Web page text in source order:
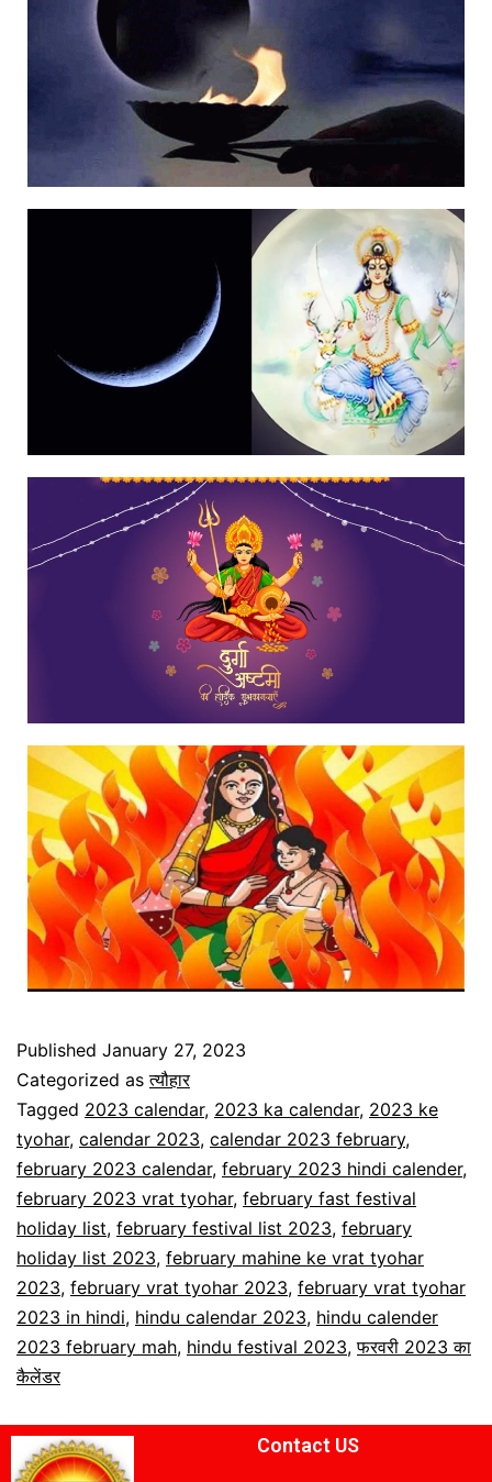
Published January 27, 2023
Categorized asत्यौहार
Tagged 2023 calendar, 2023 ka calendar, 2023 ke
tyohar, calendar 2023, calendar 2023 february,
february 2023 calendar, february 2023 hindi calender,
february 2023 vrat tyohar, february fast festival
holiday list, february festival list 2023, february
holiday list 2023, february mahine ke vrat tyohar
2023, february vrat tyohar 2023, february vrat tyohar
2023 in hindi, hindu calendar 2023, hindu calender
2023 february mah, hindu festival 2023,फरवरी 2023 का
कैलेंडर
Contact US